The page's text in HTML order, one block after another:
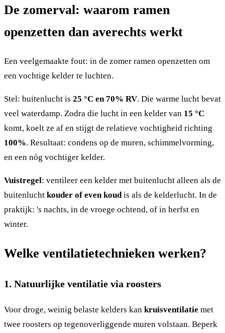
De zomerval: waarom ramen
openzetten dan averechts werkt
Een veelgemaakte fout: in de zomer ramen openzetten om
een vochtige kelder te luchten.
Stel: buitenlucht is 25 °C en 70% RV. Die warme lucht bevat
veel waterdamp. Zodra die lucht in een kelder van 15 °C
komt, koelt ze af en stijgt de relatieve vochtigheid richting
100%. Resultaat: condens op de muren, schimmelvorming,
en een nóg vochtiger kelder.
Vuistregel: ventileer een kelder met buitenlucht alleen als de
buitenlucht kouder of even koudis als de kelderlucht. In de
praktijk: 's nachts, in de vroege ochtend, of in herfst en
winter.
Welke ventilatietechnieken werken?
1. Natuurlijke ventilatie via roosters
Voor droge, weinig belaste kelders kan kruisventilatie met
twee roosters op tegenoverliggende muren volstaan. Beperk